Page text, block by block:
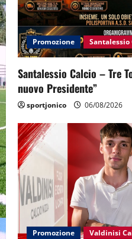
Promozione Santalessio
Santalessio Calcio – Tre
nuovo Presidente”
sportjonico 06/08/2026
Promozione Valdinisi